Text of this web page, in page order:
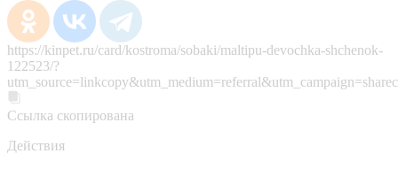
https://kinpet.ru/card/kostroma/sobaki/maltipu-devochka-shchenok-
122523/?
Ссылка скопирована
Действия